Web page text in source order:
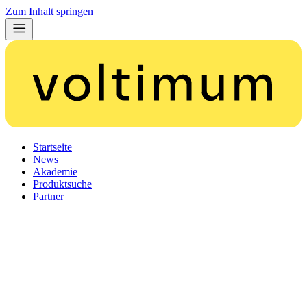
Zum Inhalt springen
Startseite
News
Akademie
Produktsuche
Partner